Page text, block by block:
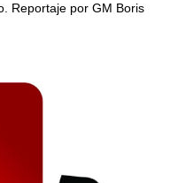
Reportaje por GM Boris